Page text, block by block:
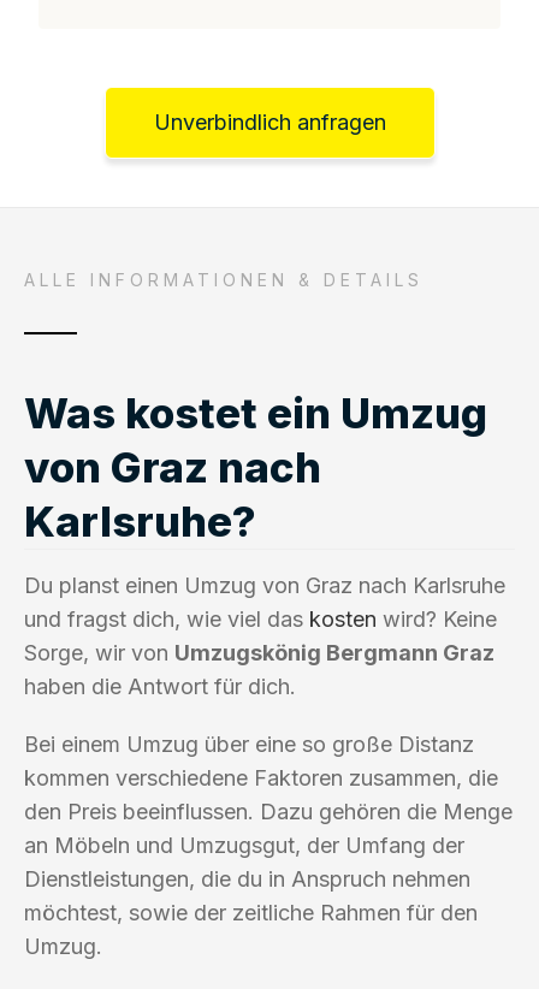
Unverbindlich anfragen
ALLE INFORMATIONEN & DETAILS
Was kostet ein Umzug
von Graz nach
Karlsruhe?
Du planst einen Umzug von Graz nach Karlsruhe
und fragst dich, wie viel das kosten wird? Keine
Sorge, wir von Umzugskönig Bergmann Graz
haben die Antwort für dich.
Bei einem Umzug über eine so große Distanz
kommen verschiedene Faktoren zusammen, die
den Preis beeinflussen. Dazu gehören die Menge
an Möbeln und Umzugsgut, der Umfang der
Dienstleistungen, die du in Anspruch nehmen
möchtest, sowie der zeitliche Rahmen für den
Umzug.